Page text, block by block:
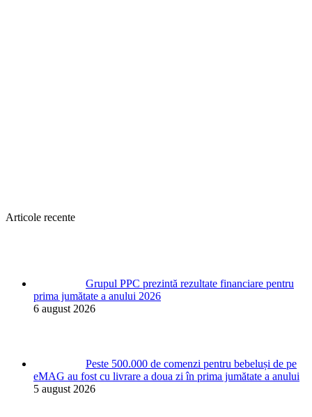
Articole recente
Grupul PPC prezintă rezultate financiare pentru
prima jumătate a anului 2026
6 august 2026
Peste 500.000 de comenzi pentru bebeluși de pe
eMAG au fost cu livrare a doua zi în prima jumătate a anului
5 august 2026